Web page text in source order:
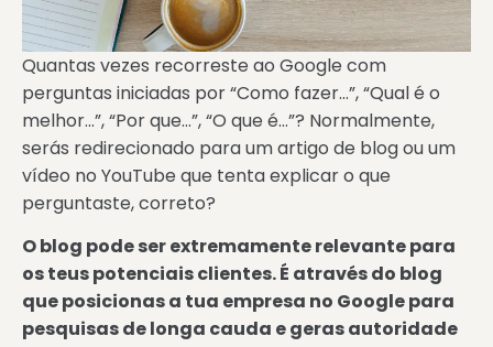
Quantas vezes recorreste ao Google com
perguntas iniciadas por “Como fazer…”, “Qual é o
melhor…”, “Por que…”, “O que é…”? Normalmente,
serás redirecionado para um artigo de blog ou um
vídeo no YouTube que tenta explicar o que
perguntaste, correto?
O blog pode ser extremamente relevante para
os teus potenciais clientes. É através do blog
que posicionas a tua empresa no Google para
pesquisas de longa cauda e geras autoridade